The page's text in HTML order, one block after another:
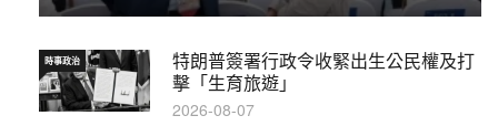
特朗普簽署行政令收緊出生公民權及打
擊「生育旅遊」
時事政治
2026-08-07